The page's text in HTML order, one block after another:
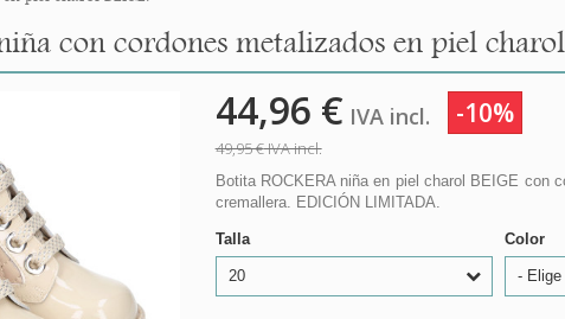
con cordones metalizados en piel charol
44,96 € IVA incl. -10%
49,95 €IVA incl.
Botita ROCKERA niña en piel charol BEIGE con
cremallera. EDICIÓN LIMITADA.
Talla
20
Color
-